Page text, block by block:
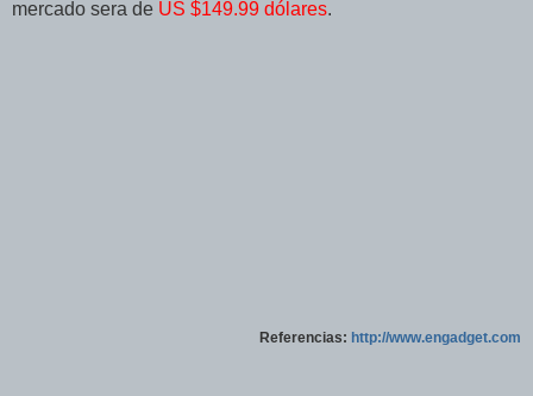
mercado sera de US $149.99 dólares.
Referencias: http://www.engadget.com